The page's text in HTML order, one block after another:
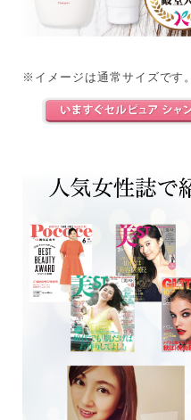
※イメージは通常サイズです。